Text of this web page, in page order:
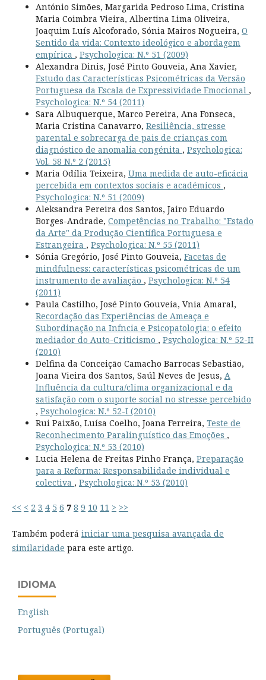
António Simões, Margarida Pedroso Lima, Cristina
Maria Coimbra Vieira, Albertina Lima Oliveira,
Joaquim Luís Alcoforado, Sónia Mairos Nogueira, O
Sentido da vida: Contexto ideológico e abordagem
empírica , Psychologica: N.º 51 (2009)
Alexandra Dinis, José Pinto Gouveia, Ana Xavier,
Estudo das Características Psicométricas da Versão
Portuguesa da Escala de Expressividade Emocional ,
Psychologica: N.º 54 (2011)
Sara Albuquerque, Marco Pereira, Ana Fonseca,
Maria Cristina Canavarro, Resiliência, stresse
parental e sobrecarga de pais de crianças com
diagnóstico de anomalia congénita , Psychologica:
Vol. 58 N.º 2 (2015)
Maria Odília Teixeira, Uma medida de auto-eficácia
percebida em contextos sociais e académicos ,
Psychologica: N.º 51 (2009)
Aleksandra Pereira dos Santos, Jairo Eduardo
Borges-Andrade, Competências no Trabalho: "Estado
da Arte" da Produção Científica Portuguesa e
Estrangeira , Psychologica: N.º 55 (2011)
Sónia Gregório, José Pinto Gouveia, Facetas de
mindfulness: características psicométricas de um
instrumento de avaliação , Psychologica: N.º 54
(2011)
Paula Castilho, José Pinto Gouveia, Vnia Amaral,
Recordação das Experiências de Ameaça e
Subordinação na Infncia e Psicopatologia: o efeito
mediador do Auto-Criticismo , Psychologica: N.º 52-II
(2010)
Delfina da Conceição Camacho Barrocas Sebastião,
Joana Vieira dos Santos, Saúl Neves de Jesus, A
Influência da cultura/clima organizacional e da
satisfação com o suporte social no stresse percebido
, Psychologica: N.º 52-I (2010)
Rui Paixão, Luísa Coelho, Joana Ferreira, Teste de
Reconhecimento Paralinguístico das Emoções ,
Psychologica: N.º 53 (2010)
Lucia Helena de Freitas Pinho França, Preparação
para a Reforma: Responsabilidade individual e
colectiva , Psychologica: N.º 53 (2010)
<< < 2 3 4 5 6 7 8 9 10 11 > >>
Também poderá iniciar uma pesquisa avançada de
similaridade para este artigo.
IDIOMA
English
Português (Portugal)